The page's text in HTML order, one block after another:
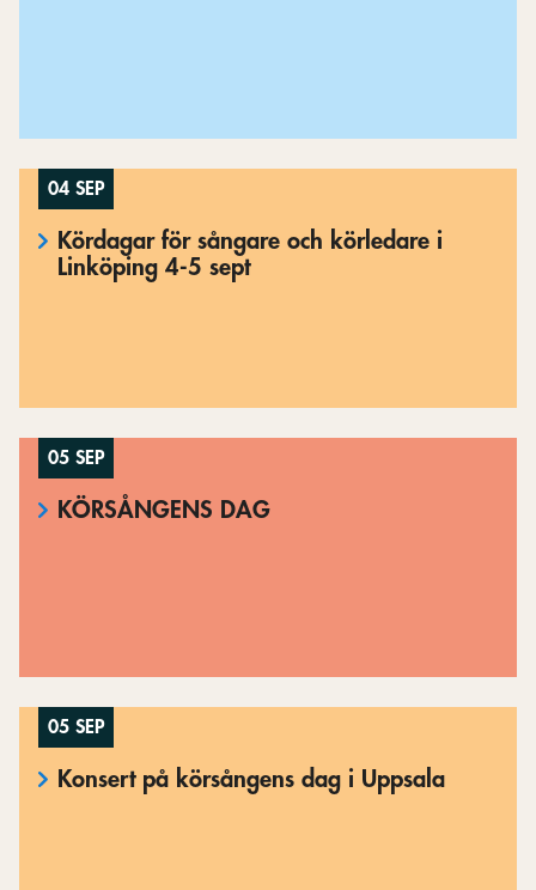
04 SEP
Kördagar för sångare och körledare i
Linköping 4-5 sept
05 SEP
KÖRSÅNGENS DAG
05 SEP
Konsert på körsångens dag i Uppsala